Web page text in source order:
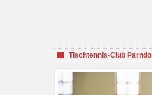
Tischtennis-Club